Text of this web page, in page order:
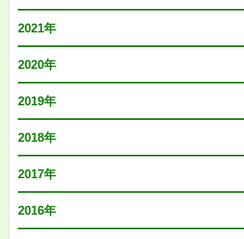
2021年
2020年
2019年
2018年
2017年
2016年